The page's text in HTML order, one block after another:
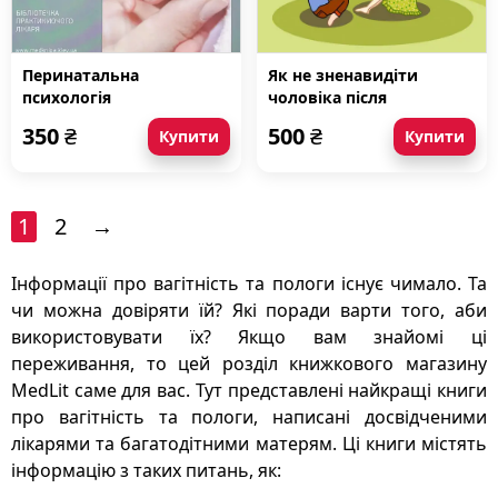
Перинатальна
психологія
350₴ Купити
Як не зненавидіти
чоловіка після
народження дитини
500₴ Купити
1 2 →
Інформації про вагітність та пологи існує чимало. Та
чи можна довіряти їй? Які поради варти того, аби
використовувати їх? Якщо вам знайомі ці
переживання, то цей розділ книжкового магазину
MedLit саме для вас. Тут представлені найкращі книги
про вагітність та пологи, написані досвідченими
лікарями та багатодітними матерям. Ці книги містять
інформацію з таких питань, як: